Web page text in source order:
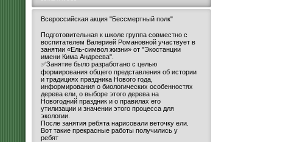
Всероссийская акция "Бессмертный полк"
Подготовительная к школе группа совместно с
воспитателем Валерией Романовной участвует в
занятии «Ель-символ жизни» от "Экостанции
имени Кима Андреева".
✅Занятие было разработано с целью
формирования общего представления об истории
и традициях праздника Нового года,
информирования о биологических особенностях
дерева ели, о выборе этого дерева на
Новогодний праздник и о правилах его
утилизации и значении этого процесса для
экологии.
После занятия ребята нарисовали веточку ели.
Вот такие прекрасные работы получились у
ребят